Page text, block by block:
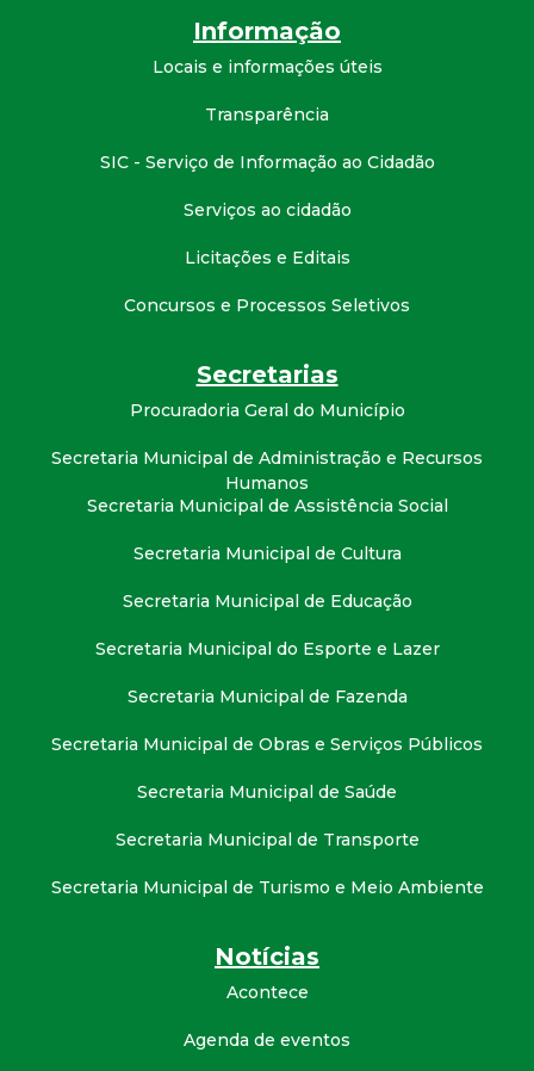
Informação
Locais e informações úteis
Transparência
SIC - Serviço de Informação ao Cidadão
Serviços ao cidadão
Licitações e Editais
Concursos e Processos Seletivos
Secretarias
Procuradoria Geral do Município
Secretaria Municipal de Administração e Recursos
Humanos
Secretaria Municipal de Assistência Social
Secretaria Municipal de Cultura
Secretaria Municipal de Educação
Secretaria Municipal do Esporte e Lazer
Secretaria Municipal de Fazenda
Secretaria Municipal de Obras e Serviços Públicos
Secretaria Municipal de Saúde
Secretaria Municipal de Transporte
Secretaria Municipal de Turismo e Meio Ambiente
Notícias
Acontece
Agenda de eventos